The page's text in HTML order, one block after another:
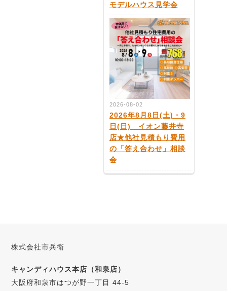
モデルハウス見学会
2026-08-02
2026年8月8日(土)・9
日(日) イオン藤井寺
店★他社見積もり費用
の「答え合わせ」相談
会
株式会社市兵衛
キャンディハウス本店（和泉店）
大阪府和泉市はつが野一丁目 44-5